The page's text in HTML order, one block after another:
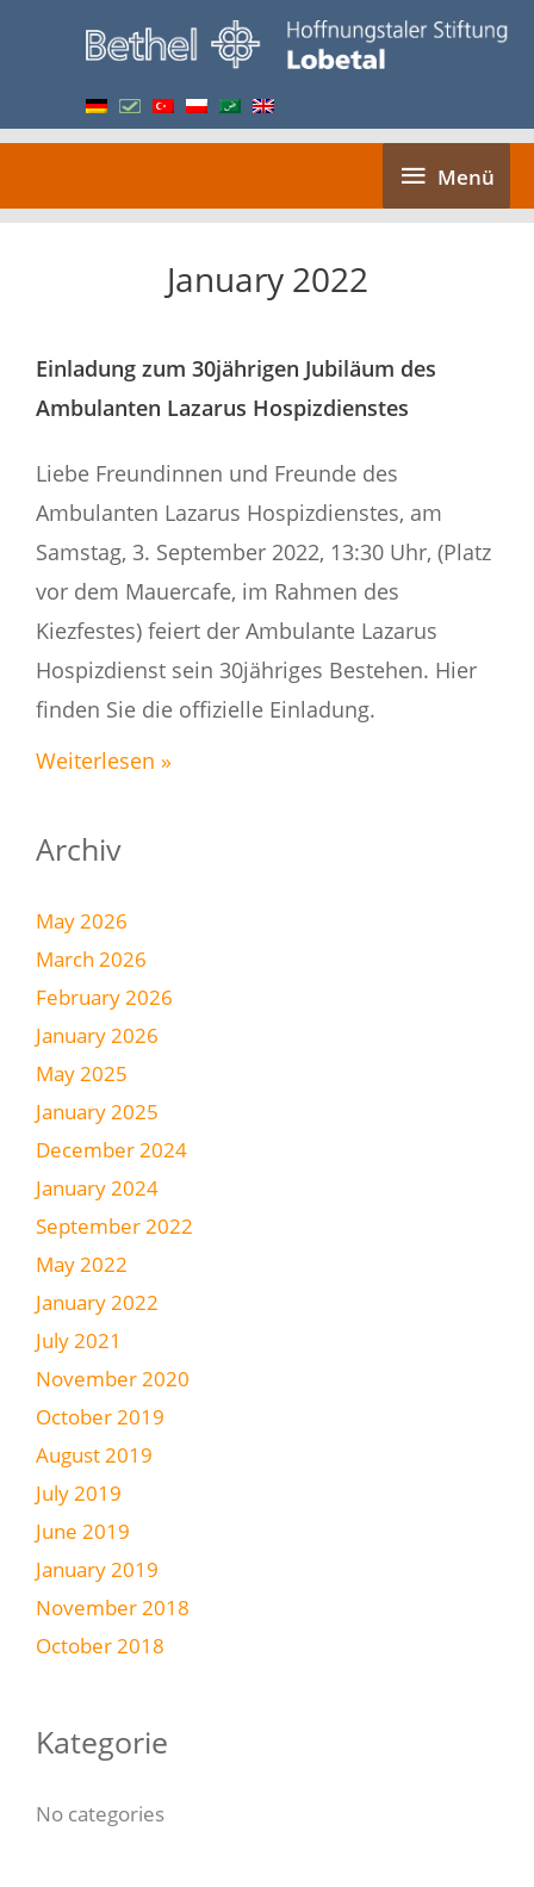
Menü
Menü
January 2022
Einladung zum 30jährigen Jubiläum des
Ambulanten Lazarus Hospizdienstes
Liebe Freundinnen und Freunde des
Ambulanten Lazarus Hospizdienstes, am
Samstag, 3. September 2022, 13:30 Uhr, (Platz
vor dem Mauercafe, im Rahmen des
Kiezfestes) feiert der Ambulante Lazarus
Hospizdienst sein 30jähriges Bestehen. Hier
finden Sie die offizielle Einladung.
Weiterlesen »
Archiv
May 2026
March 2026
February 2026
January 2026
May 2025
January 2025
December 2024
January 2024
September 2022
May 2022
January 2022
July 2021
November 2020
October 2019
August 2019
July 2019
June 2019
January 2019
November 2018
October 2018
Kategorie
No categories